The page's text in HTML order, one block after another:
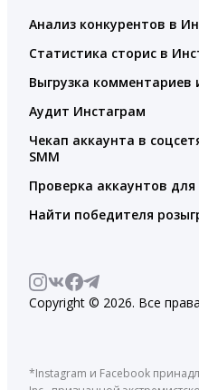
Анализ конкурентов в
Статистика сторис в
Выгрузка комментариев
Аудит Инстаграм
Чекап аккаунта в
SMM
Проверка аккаунтов для
Найти победителя
Copyright © 2026. Все
*Instagram и Facebook